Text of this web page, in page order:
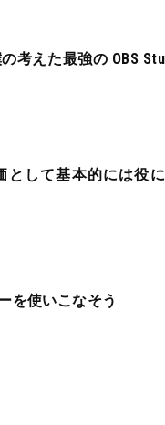
の考えた最強の OBS Stu
として基本的には役に
を使いこなそう